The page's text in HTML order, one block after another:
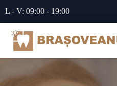
L - V: 09:00 - 19:00